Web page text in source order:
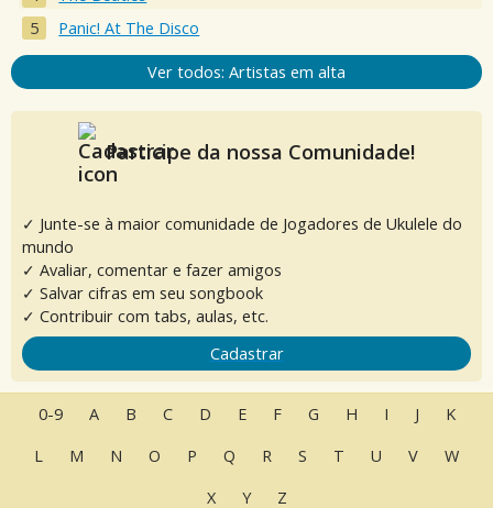
Panic! At The Disco
Ver todos: Artistas em alta
Participe da nossa Comunidade!
✓ Junte-se à maior comunidade de Jogadores de Ukulele do
mundo
✓ Avaliar, comentar e fazer amigos
✓ Salvar cifras em seu songbook
✓ Contribuir com tabs, aulas, etc.
Cadastrar
0-9 A B C D E F G H I J
K
L
M N O P Q R S T U V
W
X
Y Z